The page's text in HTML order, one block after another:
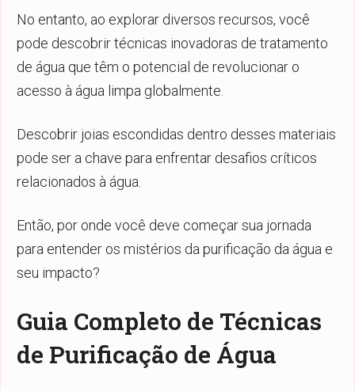
No entanto, ao explorar diversos recursos, você
pode descobrir técnicas inovadoras de tratamento
de água que têm o potencial de revolucionar o
acesso à água limpa globalmente.
Descobrir joias escondidas dentro desses materiais
pode ser a chave para enfrentar desafios críticos
relacionados à água.
Então, por onde você deve começar sua jornada
para entender os mistérios da purificação da água e
seu impacto?
Guia Completo de Técnicas
de Purificação de Água